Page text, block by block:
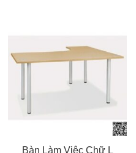
Bàn Làm Việc Chữ L